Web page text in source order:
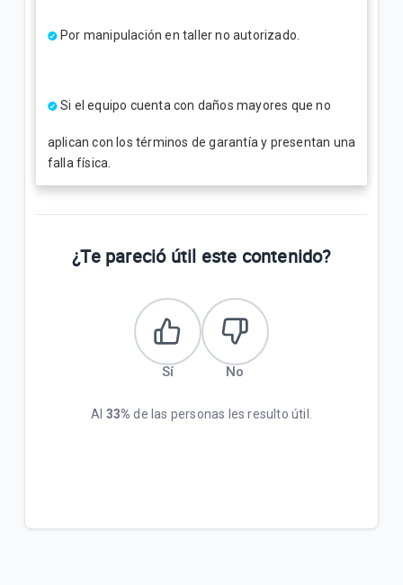
Por manipulación en taller no autorizado.
Si el equipo cuenta con daños mayores que no
aplican con los términos de garantía y presentan una
falla física.
¿Te pareció útil este contenido?
Sí No
Al 33% de las personas les resulto útil.